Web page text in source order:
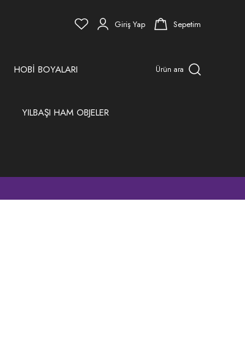
Giriş Yap Sepetim
HOBİ BOYALARI
YILBAŞI HAM OBJELER
Ürün ara